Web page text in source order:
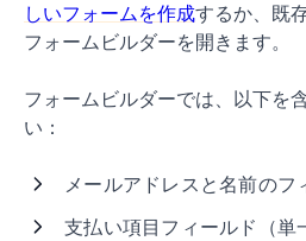
しいフォームを作成するか、既
フォームビルダーを開きます。
フォームビルダーでは、以下を
い：
メールアドレスと名前のフ
支払い項目フィールド（単